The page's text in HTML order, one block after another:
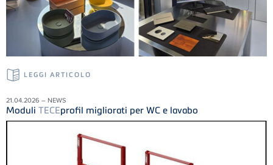
LEGGI ARTICOLO
21.04.2026 – NEWS
Moduli TECEprofil migliorati per WC e lavabo